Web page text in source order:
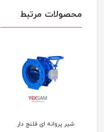
محصولات مرتبط
شیر پروانه ای فلنج دار